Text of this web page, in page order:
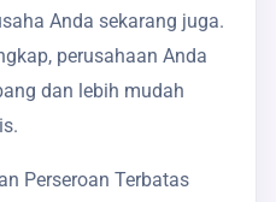
Anda sekarang juga.
perusahaan Anda
dan lebih mudah
Perseroan Terbatas